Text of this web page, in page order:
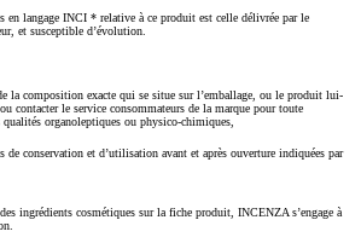
en langage INCI * relative à ce produit est celle délivrée par le
et susceptible d’évolution.
la composition exacte qui se situe sur l’emballage, ou le produit lui-
contacter le service consommateurs de la marque pour toute
organoleptiques ou physico-chimiques,
de conservation et d’utilisation avant et après ouverture indiquées par
ingrédients cosmétiques sur la fiche produit, INCENZA s’engage à